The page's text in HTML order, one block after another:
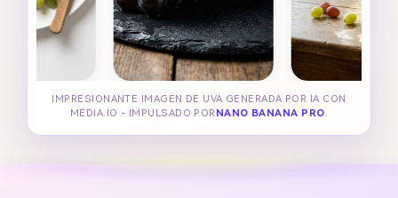
IMPRESIONANTE IMAGEN DE UVA GENERADA POR IA CON
MEDIA.IO - IMPULSADO POR NANO BANANA PRO.